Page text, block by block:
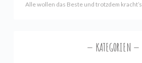
Alle wollen das Beste und trotzdem kracht’s
KATEGORIEN